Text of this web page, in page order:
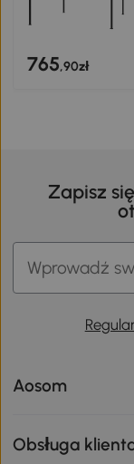
765,90zł
Zapisz
Aosom
Obsługa